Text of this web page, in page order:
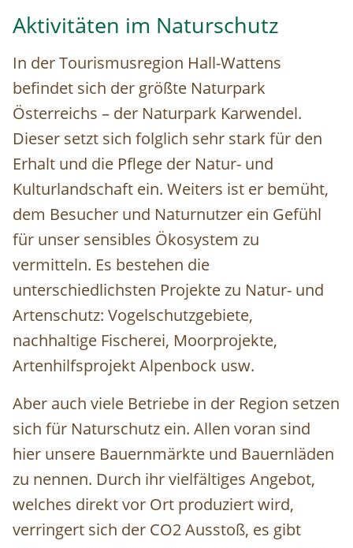
Aktivitäten im Naturschutz
In der Tourismusregion Hall-Wattens
befindet sich der größte Naturpark
Österreichs – der Naturpark Karwendel.
Dieser setzt sich folglich sehr stark für den
Erhalt und die Pflege der Natur- und
Kulturlandschaft ein. Weiters ist er bemüht,
dem Besucher und Naturnutzer ein Gefühl
für unser sensibles Ökosystem zu
vermitteln. Es bestehen die
unterschiedlichsten Projekte zu Natur- und
Artenschutz: Vogelschutzgebiete,
nachhaltige Fischerei, Moorprojekte,
Artenhilfsprojekt Alpenbock usw.
Aber auch viele Betriebe in der Region setzen
sich für Naturschutz ein. Allen voran sind
hier unsere Bauernmärkte und Bauernläden
zu nennen. Durch ihr vielfältiges Angebot,
welches direkt vor Ort produziert wird,
verringert sich der CO2 Ausstoß, es gibt